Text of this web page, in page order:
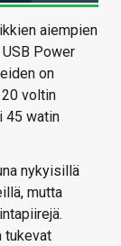
aiempien
Power
on
20 voltin
45 watin
nykyisillä
mutta
tukevat